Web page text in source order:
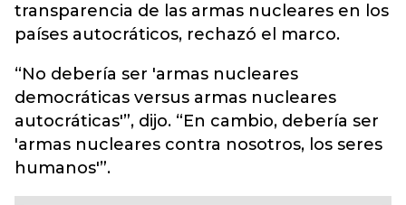
transparencia de las armas nucleares en los
países autocráticos, rechazó el marco.
“No debería ser 'armas nucleares
democráticas versus armas nucleares
autocráticas'”, dijo. “En cambio, debería ser
'armas nucleares contra nosotros, los seres
humanos'”.